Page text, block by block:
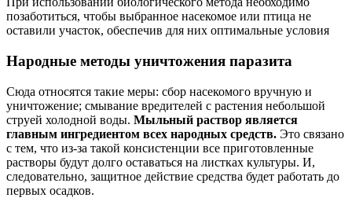
позаботиться, чтобы выбранное насекомое или птица не
оставили участок, обеспечив для них оптимальные условия
Народные методы уничтожения паразита
Сюда относятся такие меры: сбор насекомого вручную и
уничтожение; смывание вредителей с растения небольшой
струей холодной воды. Мыльный раствор является
главным ингредиентом всех народных средств. Это связано
с тем, что из-за такой консистенции все приготовленные
растворы будут долго оставаться на листках культуры. И,
следовательно, защитное действие средства будет работать до
первых осадков.